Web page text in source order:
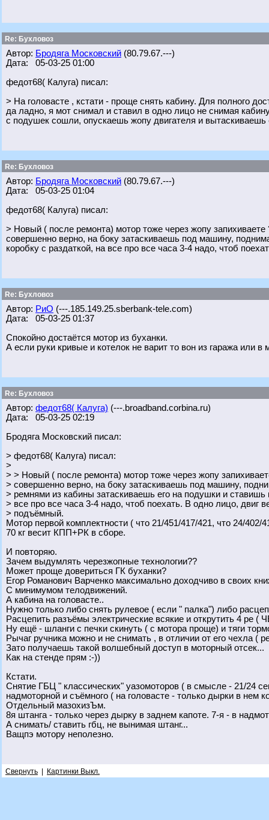
Re: Бухловоз
Автор: Бродяга Московский (80.79.67.---)
Дата: 05-03-25 01:00
федот68( Калуга) писал:
> На головасте , кстати - проще снять кабину. Для полного
да ладно, я мот снимал и ставил в одно лицо не снимая
с подушек сошли, опускаешь жопу двигателя и
Re: Бухловоз
Автор: Бродяга Московский (80.79.67.---)
Дата: 05-03-25 01:04
федот68( Калуга) писал:
> Новый ( после ремонта) мотор тоже через жопу запихиваете
совершенно верно, на боку затаскиваешь под машину,
коробку с раздаткой, на все про все часа 3-4 надо, чтоб
Re: Бухловоз
Автор: РиО (---.185.149.25.sberbank-tele.com)
Дата: 05-03-25 01:37
Спокойно достаётся мотор из буханки.
А если руки кривые и котелок не варит то вон из гаража или
Re: Бухловоз
Автор: федот68( Калуга) (---.broadband.corbina.ru)
Дата: 05-03-25 02:19
Бродяга Московский писал:
> федот68( Калуга) писал:
>
> > Новый ( после ремонта) мотор тоже через жопу
> совершенно верно, на боку затаскиваешь под машину,
> ремнями из кабины затаскиваешь его на подушки и ставишь
> все про все часа 3-4 надо, чтоб поехать. В одно лицо, двиг
> подъёмный.
Мотор первой комплектности ( что 21/451/417/421, что 24/402/
70 кг весит КПП+РК в сборе.
И повторяю.
Зачем выдумлять черезжопные технологии??
Может проще довериться ГК буханки?
Егор Романович Варченко максимально доходчиво в своих
С минимумом телодвижений.
А кабина на головасте..
Нужно только либо снять рулевое ( если " палка") либо
Расцепить разъёмы электрические всякие и открутить 4 ре
Ну ещё - шланги с печки скинуть ( с мотора проще) и тяги
Рычаг ручника можно и не снимать , в отличии от его чехла (
Зато получаешь такой волшебный доступ в моторный отсек...
Как на стенде прям :-))
Кстати.
Снятие ГБЦ " классических" уазомоторов ( в смысле - 21/24
надмоторной и съёмного ( на головасте - только дырки в нем
Отдельный мазохизЪм.
8я штанга - только через дырку в заднем капоте. 7-я - в
А снимать/ ставить гбц, не вынимая штанг...
Ващпэ мотору неполезно.
Свернуть Картинки Выкл.